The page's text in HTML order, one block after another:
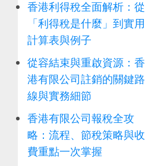
香港利得稅全面解析：從
「利得稅是什麼」到實用
計算表與例子
從容結束與重啟資源：香
港有限公司註銷的關鍵路
線與實務細節
香港有限公司報稅全攻
略：流程、節稅策略與收
費重點一次掌握